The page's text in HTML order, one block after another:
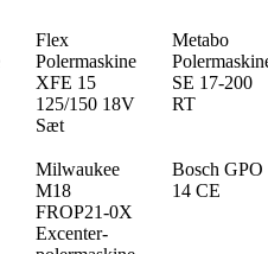
Flex
Polermaskine
XFE 15
125/150 18V
Sæt
Metabo
SE 17-200
RT
Milwaukee
M18
FROP21-0X
Excenter-
Bosch GPO
14 CE